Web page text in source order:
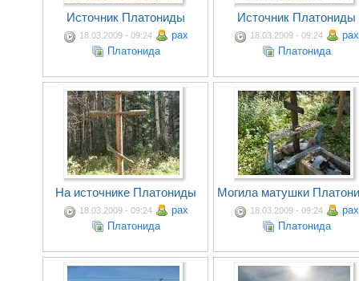
Источник Платониды
18.03.2009 - 09:24
pax
Платонида
Источник Платониды
18.03.2009 - 09:24
pax
Платонида
На источнике Платониды
18.03.2009 - 09:24
pax
Платонида
Могила матушки
18.03.2009 - 09:24
pax
Платонида